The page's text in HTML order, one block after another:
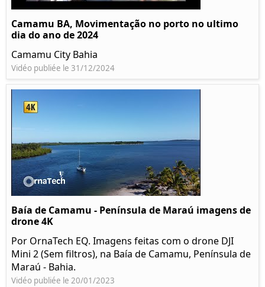
Camamu BA, Movimentação no porto no ultimo
dia do ano de 2024
Camamu City Bahia
Vidéo publiée le 31/12/2024
Baía de Camamu - Península de Maraú imagens de
drone 4K
Por OrnaTech EQ. Imagens feitas com o drone DJI
Mini 2 (Sem filtros), na Baía de Camamu, Península de
Maraú - Bahia.
Vidéo publiée le 20/01/2023